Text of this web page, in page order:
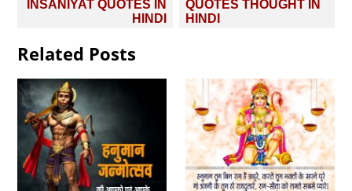
INSANIYAT QUOTES IN
HINDI
QUOTES THOUGHT IN
HINDI
Related Posts